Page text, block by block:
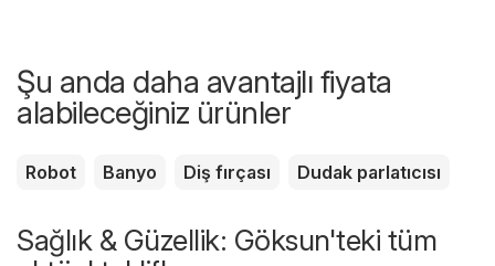
Şu anda daha avantajlı fiyata
alabileceğiniz ürünler
Robot Banyo Diş fırçası Dudak parlatıcısı
Sağlık & Güzellik: Göksun'teki tüm